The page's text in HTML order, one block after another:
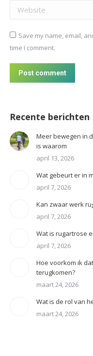
Website
Save my name, email,
time I comment.
Post comment
Recente berichten
Meer bewegen in
is waarom
april 13, 2026
Wat gebeurt er in
april 7, 2026
Kan zwaar werk
april 7, 2026
Wat is rugartrose
april 7, 2026
Hoe voorkom ik
terugkomen?
maart 24, 2026
Wat is de rol van
maart 24, 2026